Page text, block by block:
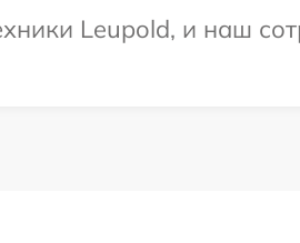
Leupold, и наш